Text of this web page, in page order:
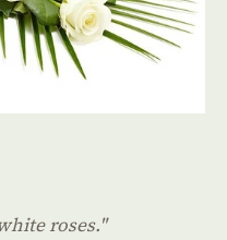
roses."